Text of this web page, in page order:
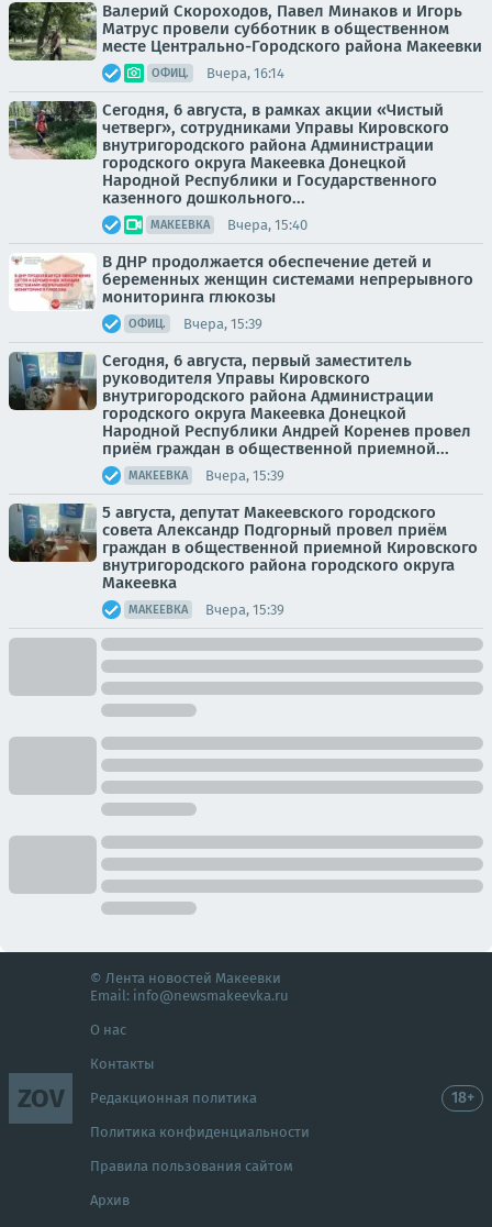
Валерий Скороходов, Павел Минаков и Игорь
Матрус провели субботник в общественном
месте Центрально-Городского района Макеевки
ОФИЦ. Вчера, 16:14
Сегодня, 6 августа, в рамках акции «Чистый
четверг», сотрудниками Управы Кировского
внутригородского района Администрации
городского округа Макеевка Донецкой
Народной Республики и Государственного
казенного дошкольного...
МАКЕЕВКА Вчера, 15:40
В ДНР продолжается обеспечение детей и
беременных женщин системами непрерывного
мониторинга глюкозы
ОФИЦ. Вчера, 15:39
Сегодня, 6 августа, первый заместитель
руководителя Управы Кировского
внутригородского района Администрации
городского округа Макеевка Донецкой
Народной Республики Андрей Коренев провел
приём граждан в общественной приемной...
МАКЕЕВКА Вчера, 15:39
5 августа, депутат Макеевского городского
совета Александр Подгорный провел приём
граждан в общественной приемной Кировского
внутригородского района городского округа
Макеевка
МАКЕЕВКА Вчера, 15:39
ZOV
© Лента новостей Макеевки
Email: info@newsmakeevka.ru
О нас
Контакты
Редакционная политика
Политика конфиденциальности
Правила пользования сайтом
Архив
18+